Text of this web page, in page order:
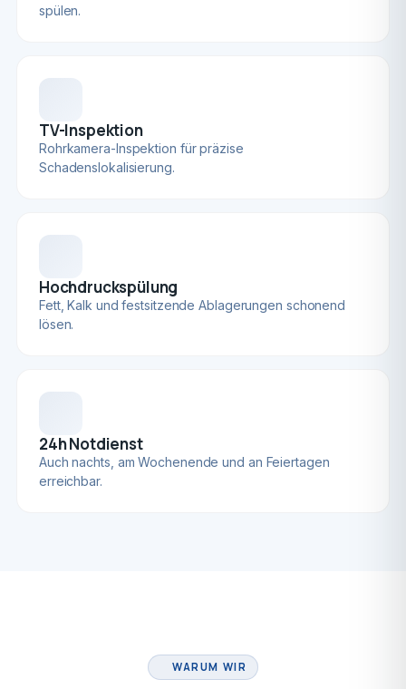
spülen.
TV-Inspektion
Rohrkamera-Inspektion für präzise
Schadenslokalisierung.
Hochdruckspülung
Fett, Kalk und festsitzende Ablagerungen schonend
lösen.
24h Notdienst
Auch nachts, am Wochenende und an Feiertagen
erreichbar.
WARUM WIR